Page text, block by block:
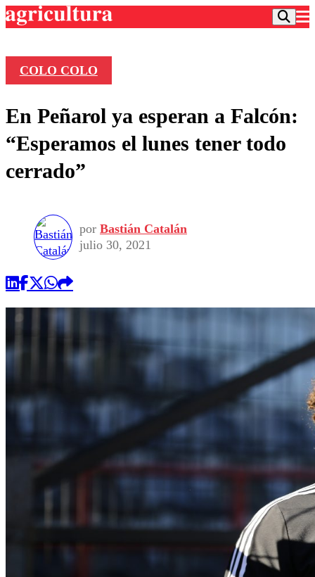
Frecuencias
Agricultura TV
Deportes
Seleccion Chilena
Torneo Internacional
Entretención
Economía
Internacional
Publicaciones en medios
Opinión
COLO COLO
En Peñarol ya esperan a Falcón:
“Esperamos el lunes tener todo
cerrado”
por Bastián Catalán
julio 30, 2021